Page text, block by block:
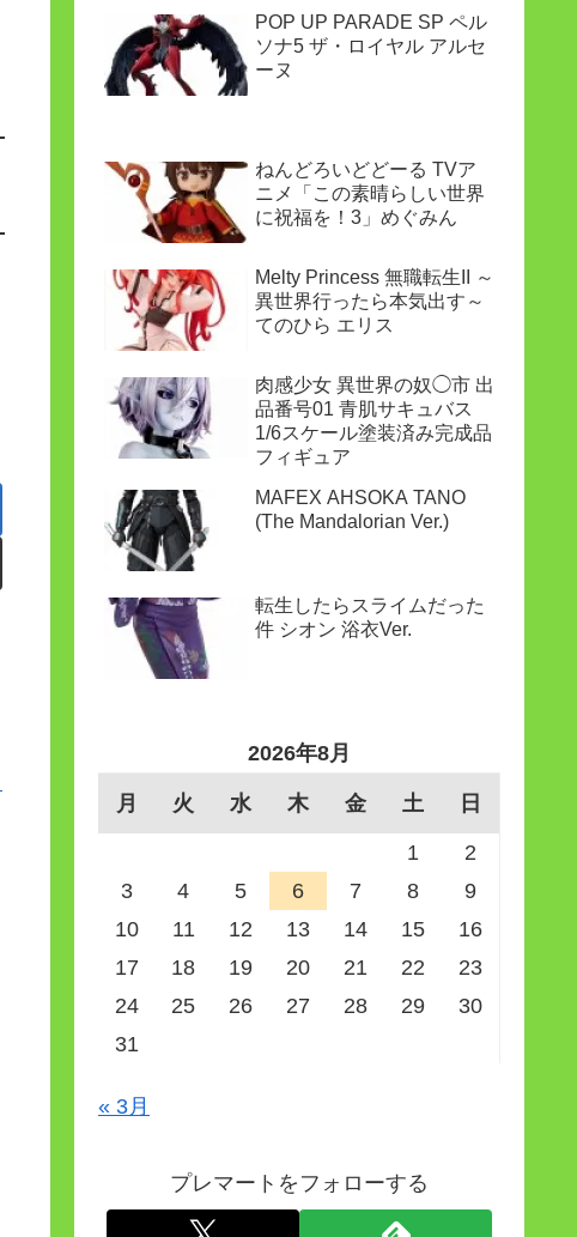
POP UP PARADE SP ペル
ソナ5 ザ・ロイヤル アルセ
ーヌ
ねんどろいどどーる TVア
ニメ「この素晴らしい世界
に祝福を！3」めぐみん
Melty Princess 無職転生II ～
異世界行ったら本気出す～
てのひら エリス
肉感少女 異世界の奴◯市 出
品番号01 青肌サキュバス
1/6スケール塗装済み完成品
フィギュア
MAFEX AHSOKA TANO
(The Mandalorian Ver.)
転生したらスライムだった
件 シオン 浴衣Ver.
2026年8月
月 火 水 木 金 土 日
1
2
3
4 5 6 7 8
9
10
11 12 13 14 15
16
17
18 19 20 21 22
23
24
25 26 27 28 29
30
31
« 3月
プレマートをフォローする